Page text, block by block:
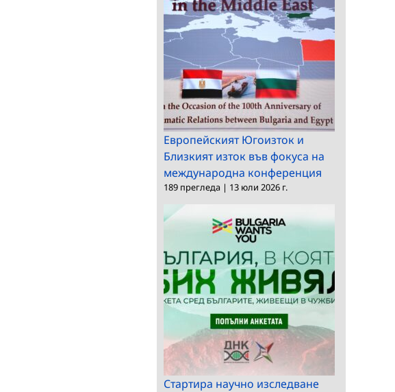
Европейският Югоизток и
Близкият изток във фокуса на
международна конференция
189 прегледа | 13 юли 2026 г.
Стартира научно изследване